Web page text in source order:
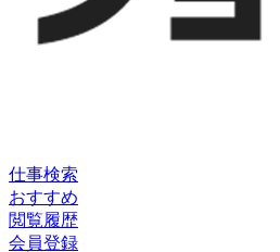
仕事検索
おすすめ
閲覧履歴
会員登録